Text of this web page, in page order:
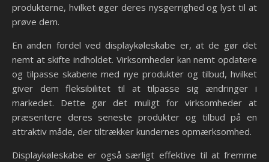
produkterne, hvilket øger deres nysgerrighed og lyst til at
prøve dem.
En anden fordel ved displaykøleskabe er, at de gør det
nemt at skifte indholdet. Virksomheder kan nemt opdatere
og tilpasse skabene med nye produkter og tilbud, hvilket
giver dem fleksibilitet til at tilpasse sig ændringer i
markedet. Dette gør det muligt for virksomheder at
præsentere deres seneste produkter og tilbud på en
attraktiv måde, der tiltrækker kundernes opmærksomhed.
Displaykøleskabe er også særligt effektive til at fremme